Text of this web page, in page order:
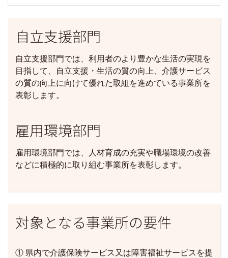
自立支援部門
自立支援部門では、利用者のより豊かな生活の実現を
目指して、自立支援・生活の質の向上、介護サービス
の質の向上に向けて優れた取組を進めている事業所を
表彰します。
雇用環境部門
雇用環境部門では、人材育成の充実や職場環境の改善
などに積極的に取り組む事業所を表彰します。
対象となる事業所の要件
① 県内で介護保険サービス又は障害福祉サービスを提